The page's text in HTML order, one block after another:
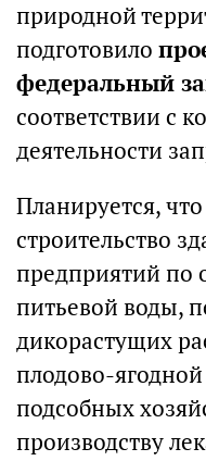
природной
подготовило
федеральный
соответствии с
деятельности
Планируется, что
строительство
предприятий по
питьевой воды,
дикорастущих
плодово-
подсобных
производству